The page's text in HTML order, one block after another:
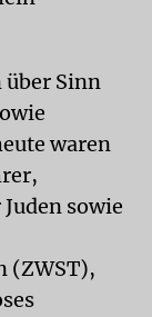
Sinn
waren
sowie
(ZWST),